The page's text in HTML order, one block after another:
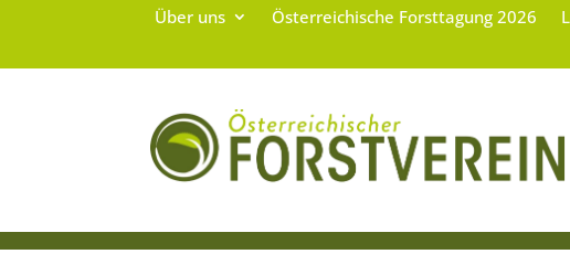
Über uns Österreichische Forsttagung 2026